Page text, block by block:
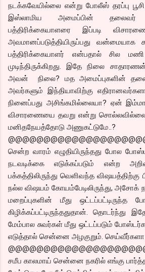
நடக்கவேயில்லை என்று போலீஸ் தரப்பு பூசி
இஸ்லாமிய அமைப்பின் தலைவர்
பத்திரிக்கையாளரை இப்படி
அவமானப்படுத்தியிருப்பது வன்மையாக
பத்திரிக்கையாளர் என்பதால் சில
முடிந்திருக்கிறது. இதே நிலை
அவன் நிலை? மத அமைப்புகளின்
அவர்களும் இந்தியாவிற்கு
நினைப்பது அசிங்கமில்லையா? ஏன்
விசாரணையை தவறு என்று
மனிதநேயத்தோடு அணுகட்டுமே..?
சென்ற வாரம் எழுதியிருந்தது போல
நடவடிக்கை எடுக்கப்படும் என்ற
பக்கத்திலிருந்து வெளிவந்த
நல்ல விஷயம் கோயம்பேடிலிருந்து, அசோக்
மறைப்புகளின் மீது ஒட்டப்பட்டிருந்த
கிழிக்கப்பட்டிருந்ததுதான்.
மேம்பால சுவர்கள் மீது ஒட்டப்படும்
எடுத்தால் சென்னை அழகுறும். செய்வீர்களா
சமீப காலமாய் சென்னை நகரில் எங்கு